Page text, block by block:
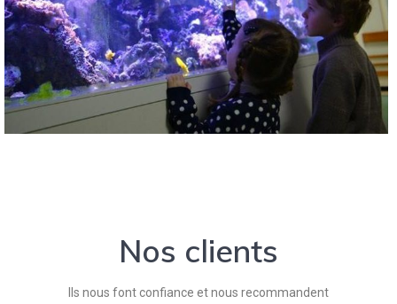
Nos clients
Ils nous font confiance et nous recommandent